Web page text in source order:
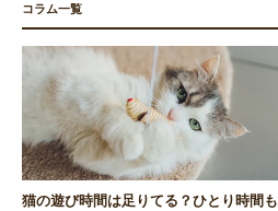
コラム一覧
猫の遊び時間は足りてる？ひとり時間も